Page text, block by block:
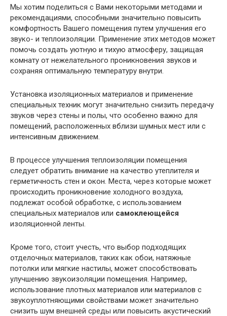
Мы хотим поделиться с Вами некоторыми методами и
рекомендациями, способными значительно повысить
комфортность Вашего помещения путем улучшения его
звуко- и теплоизоляции. Применение этих методов может
помочь создать уютную и тихую атмосферу, защищая
комнату от нежелательного проникновения звуков и
сохраняя оптимальную температуру внутри.
Установка изоляционных материалов и применение
специальных техник могут значительно снизить передачу
звуков через стены и полы, что особенно важно для
помещений, расположенных вблизи шумных мест или с
интенсивным движением.
В процессе улучшения теплоизоляции помещения
следует обратить внимание на качество утеплителя и
герметичность стен и окон. Места, через которые может
происходить проникновение холодного воздуха,
подлежат особой обработке, с использованием
специальных материалов или самоклеющейся
изоляционной ленты.
Кроме того, стоит учесть, что выбор подходящих
отделочных материалов, таких как обои, натяжные
потолки или мягкие настилы, может способствовать
улучшению звукоизоляции помещения. Например,
использование плотных материалов или материалов с
звукоуплотняющими свойствами может значительно
снизить шум внешней среды или повысить акустический